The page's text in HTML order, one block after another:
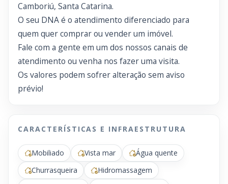
Camboriú, Santa Catarina.
O seu DNA é o atendimento diferenciado para
quem quer comprar ou vender um imóvel.
Fale com a gente em um dos nossos canais de
atendimento ou venha nos fazer uma visita.
Os valores podem sofrer alteração sem aviso
prévio!
CARACTERÍSTICAS E INFRAESTRUTURA
Mobiliado Vista mar
Água quente
Churrasqueira
Hidromassagem